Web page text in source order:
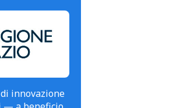
innovazione